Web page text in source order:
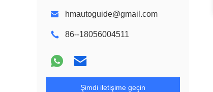
hmautoguide@gmail.com
86--18056004511
Şimdi iletişime geçin